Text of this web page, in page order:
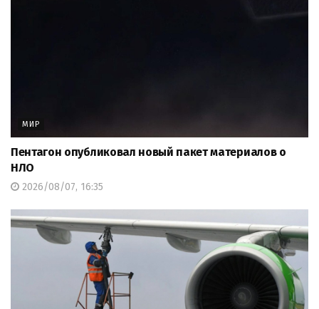
МИР
Пентагон опубликовал новый пакет материалов о
НЛО
2026/08/07, 16:35